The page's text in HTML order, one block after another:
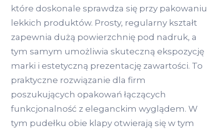
które doskonale sprawdza się przy pakowaniu
lekkich produktów. Prosty, regularny kształt
zapewnia dużą powierzchnię pod nadruk, a
tym samym umożliwia skuteczną ekspozycję
marki i estetyczną prezentację zawartości. To
praktyczne rozwiązanie dla firm
poszukujących opakowań łączących
funkcjonalność z eleganckim wyglądem. W
tym pudełku obie klapy otwierają się w tym